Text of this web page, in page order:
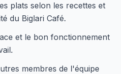
plats selon les recettes et
du Biglari Café.
et le bon fonctionnement
membres de l'équipe